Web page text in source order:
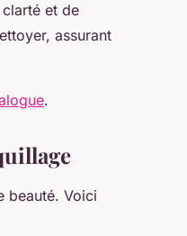
et de
assurant
.
beauté. Voici